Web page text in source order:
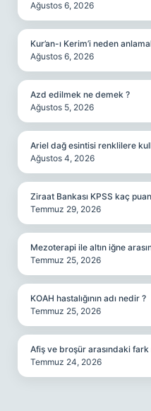
Ağustos 6, 2026
Kur’an-ı Kerim’i neden
Ağustos 6, 2026
Azd edilmek ne demek ?
Ağustos 5, 2026
Ariel dağ esintisi renklilere
Ağustos 4, 2026
Ziraat Bankası KPSS kaç
Temmuz 29, 2026
Mezoterapi ile altın iğne
Temmuz 25, 2026
KOAH hastalığının adı nedir ?
Temmuz 25, 2026
Afiş ve broşür arasındaki fark
Temmuz 24, 2026